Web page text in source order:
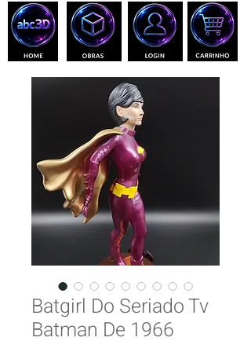
Batgirl Do Seriado Tv
Batman De 1966